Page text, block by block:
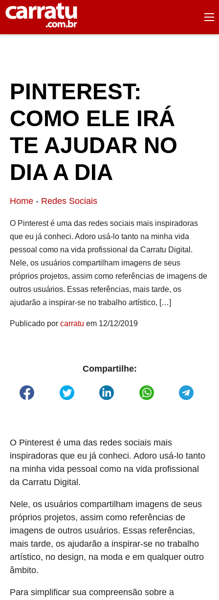
PINTEREST:
COMO ELE IRÁ
TE AJUDAR NO
DIA A DIA
Home - Redes Sociais
O Pinterest é uma das redes sociais mais inspiradoras
que eu já conheci. Adoro usá-lo tanto na minha vida
pessoal como na vida profissional da Carratu Digital.
Nele, os usuários compartilham imagens de seus
próprios projetos, assim como referências de imagens de
outros usuários. Essas referências, mais tarde, os
ajudarão a inspirar-se no trabalho artístico, […]
Publicado por carratu em 12/12/2019
Compartilhe:
O Pinterest é uma das redes sociais mais
inspiradoras que eu já conheci. Adoro usá-lo tanto
na minha vida pessoal como na vida profissional
da Carratu Digital.
Nele, os usuários compartilham imagens de seus
próprios projetos, assim como referências de
imagens de outros usuários. Essas referências,
mais tarde, os ajudarão a inspirar-se no trabalho
artístico, no design, na moda e em qualquer outro
âmbito.
Para simplificar sua compreensão sobre a